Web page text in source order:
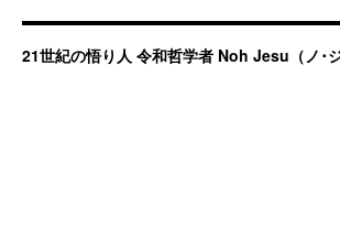
21世紀の悟り人 令和哲学者 Noh Jesu（ノ･